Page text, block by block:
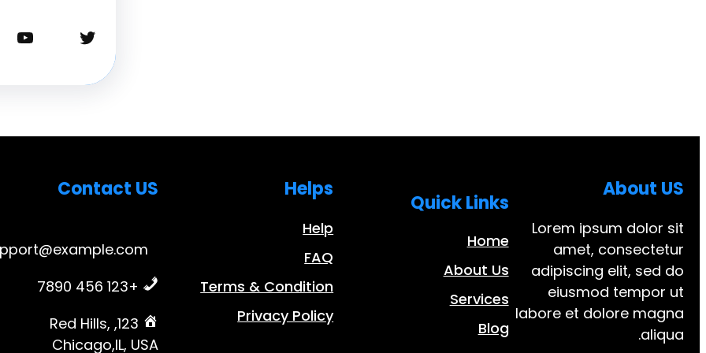
تويتر
يوتيوب
About US
Lorem ipsum dolor sit
amet, consectetur
adipiscing elit, sed do
eiusmod tempor ut
labore et dolore magna
aliqua.
Quick Links
Home
About Us
Services
Blog
Helps
Help
FAQ
Terms & Condition
Privacy Policy
Contact US
+123 456 7890
123, Red Hills,
Chicago,IL, USA